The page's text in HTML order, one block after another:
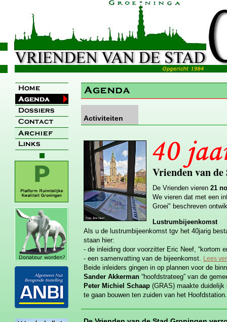
Activiteiten
Vrienden van
De Vrienden vieren 21
We vieren dat met een
Groei" beschreven
Lustrumbijeenkomst
Als u de lustrumbijeenkomst tgv het 40jarig
staan hier:
- de inleiding door voorzitter Eric Neef, “kortom
- een samenvatting van de bijeenkomst. Lees
Beide inleiders gingen in op plannen voor de
Sander Akkerman “hoofdstrateeg” van de
Peter Michiel Schaap (GRAS) maakte
te gaan bouwen ten zuiden van het Hoofdstation.